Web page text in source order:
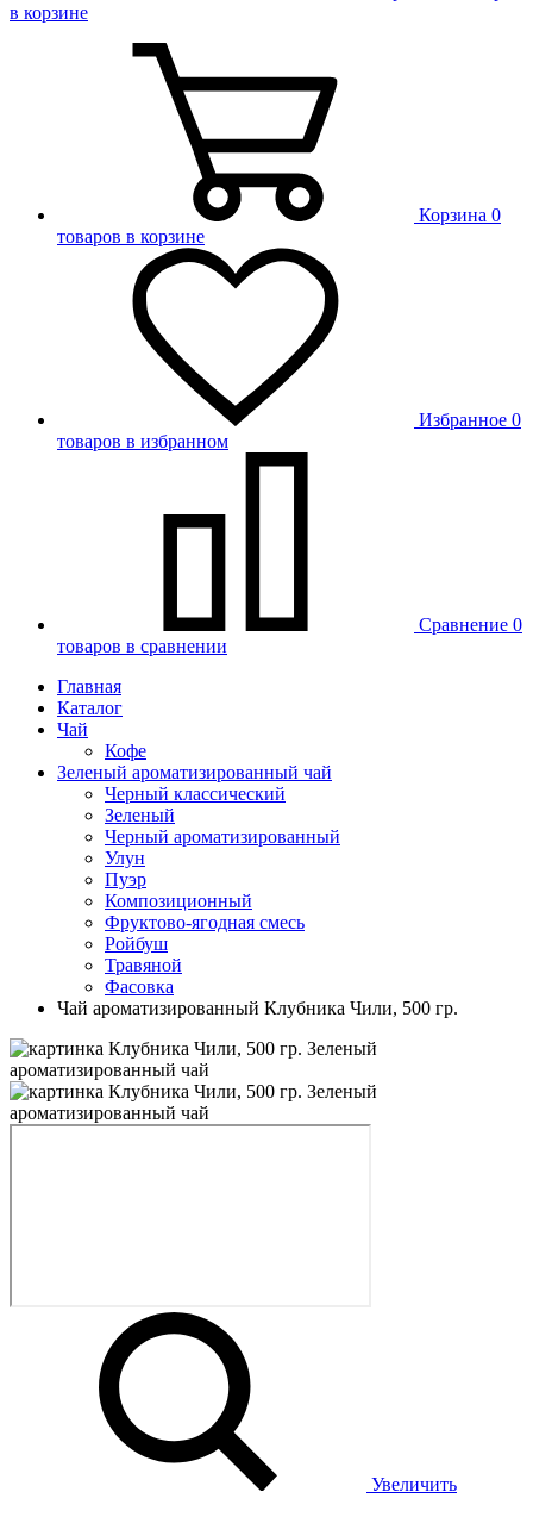
в корзине
Корзина 0
товаров в корзине
Избранное 0
товаров в избранном
Сравнение 0
товаров в сравнении
Главная
Каталог
Чай
Кофе
Зеленый ароматизированный чай
Черный классический
Зеленый
Черный ароматизированный
Улун
Пуэр
Композиционный
Фруктово-ягодная смесь
Ройбуш
Травяной
Фасовка
Чай ароматизированный Клубника Чили, 500 гр.
Увеличить